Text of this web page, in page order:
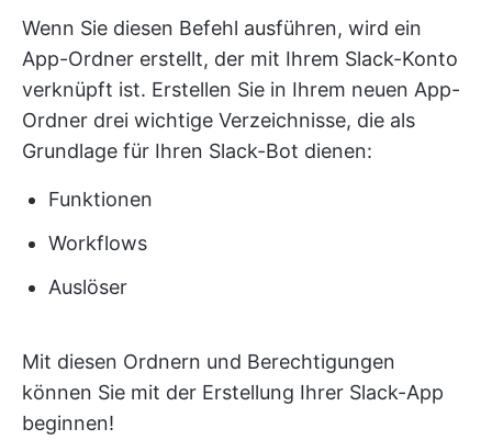
Wenn Sie diesen Befehl ausführen, wird ein
App-Ordner erstellt, der mit Ihrem Slack-Konto
verknüpft ist. Erstellen Sie in Ihrem neuen App-
Ordner drei wichtige Verzeichnisse, die als
Grundlage für Ihren Slack-Bot dienen:
Funktionen
Workflows
Auslöser
Mit diesen Ordnern und Berechtigungen
können Sie mit der Erstellung Ihrer Slack-App
beginnen!